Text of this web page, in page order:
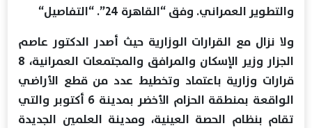
والتطوير العمراني. وفق “القاهرة 24”. “التفاصيل“
ولا نزال مع القرارات الوزارية حيث أصدر الدكتور عاصم
الجزار وزير الإسكان والمرافق والمجتمعات العمرانية، 8
قرارات وزارية باعتماد وتخطيط عدد من قطع الأراضي
الواقعة بمنطقة الحزام الأخضر بمدينة 6 أكتوبر والتي
تقام بنظام الحصة العينية، ومدينة العلمين الجديدة